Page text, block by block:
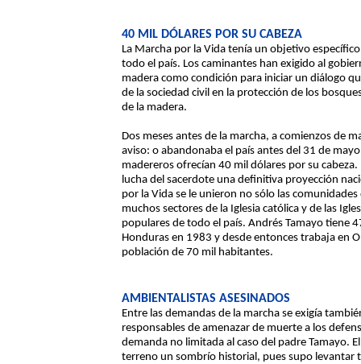
40 MIL DÓLARES POR SU CABEZA
La Marcha por la Vida tenía un objetivo
todo el país. Los caminantes han exigido al
madera como condición para iniciar un diálogo
de la sociedad civil en la protección de los
de la madera.
Dos meses antes de la marcha, a comienzos de
aviso: o abandonaba el país antes del 31 de
madereros ofrecían 40 mil dólares por su
lucha del sacerdote una definitiva proyección
por la Vida se le unieron no sólo las
muchos sectores de la Iglesia católica y de las
populares de todo el país. Andrés Tamayo tiene
Honduras en 1983 y desde entonces trabaja en
población de 70 mil habitantes.
AMBIENTALISTAS ASESINADOS
Entre las demandas de la marcha se exigía
responsables de amenazar de muerte a los
demanda no limitada al caso del padre Tamayo.
terreno un sombrío historial, pues supo levantar